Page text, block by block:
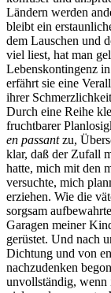
Ländern werden
bleibt ein
dem Lauschen und
viel liest, hat man
Lebenskontingenz
erfährt sie eine
ihrer
Durch eine Reihe
fruchtbarer
en passantzu,
klar, daß der Zufall
hatte, mich mit den
versuchte, mich
erziehen. Wie die
sorgsam
Garagen meiner
gerüstet. Und nach
Dichtung und von
nachzudenken
unvollständig,